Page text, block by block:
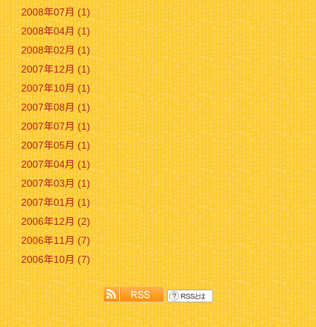
2008年07月 (1)
2008年04月 (1)
2008年02月 (1)
2007年12月 (1)
2007年10月 (1)
2007年08月 (1)
2007年07月 (1)
2007年05月 (1)
2007年04月 (1)
2007年03月 (1)
2007年01月 (1)
2006年12月 (2)
2006年11月 (7)
2006年10月 (7)